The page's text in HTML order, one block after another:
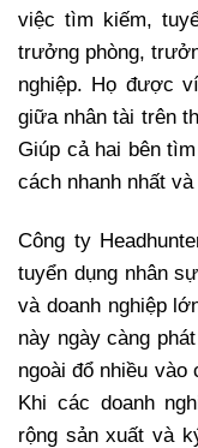
việc tìm kiếm,
trưởng phòng,
nghiệp. Họ được
giữa nhân tài trên
Giúp cả hai bên
cách nhanh nhất
Công ty
tuyển dụng nhân
và doanh nghiệp
này ngày càng
ngoài đổ nhiều
Khi các doanh
rộng sản xuất và